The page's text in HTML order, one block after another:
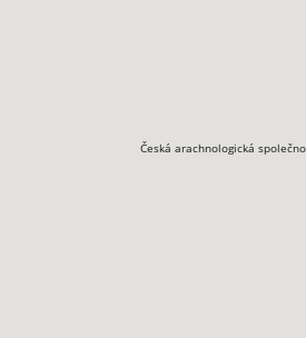
Česká arachnologická